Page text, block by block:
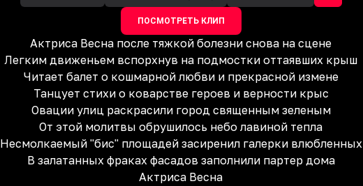
ПОСМОТРЕТЬ КЛИП
Актриса Весна после тяжкой болезни снова на сцене
Легким движеньем вспорхнув на подмостки оттаявших крыш
Читает балет о кошмарной любви и прекрасной измене
Танцует стихи о коварстве героев и верности крыс
Овации улиц раскрасили город священным зеленым
От этой молитвы обрушилось небо лавиной тепла
Несмолкаемый "бис" площадей засиренил галерки влюбленных
В залатанных фраках фасадов заполнили партер дома
Актриса Весна